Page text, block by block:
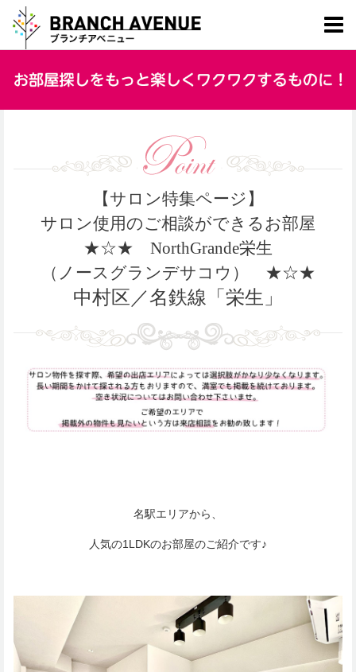
【サロン特集ページ】
サロン使用のご相談ができるお部屋
★☆★ NorthGrande栄生
（ノースグランデサコウ） ★☆★
中村区／名鉄線「栄生」
名駅エリアから、
人気の1LDKのお部屋のご紹介です♪